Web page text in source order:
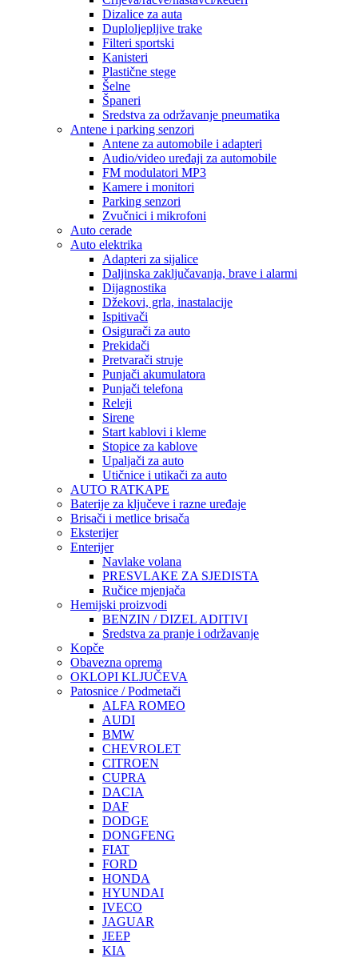
Dizalice za auta
Duploljepljive trake
Filteri sportski
Kanisteri
Plastične stege
Šelne
Španeri
Sredstva za održavanje pneumatika
Antene i parking senzori
Antene za automobile i adapteri
Audio/video uređaji za automobile
FM modulatori MP3
Kamere i monitori
Parking senzori
Zvučnici i mikrofoni
Auto cerade
Auto elektrika
Adapteri za sijalice
Daljinska zaključavanja, brave i alarmi
Dijagnostika
Džekovi, grla, inastalacije
Ispitivači
Osigurači za auto
Prekidači
Pretvarači struje
Punjači akumulatora
Punjači telefona
Releji
Sirene
Start kablovi i kleme
Stopice za kablove
Upaljači za auto
Utičnice i utikači za auto
AUTO RATKAPE
Baterije za ključeve i razne uređaje
Brisači i metlice brisača
Eksterijer
Enterijer
Navlake volana
PRESVLAKE ZA SJEDISTA
Ručice mjenjača
Hemijski proizvodi
BENZIN / DIZEL ADITIVI
Sredstva za pranje i održavanje
Kopče
Obavezna oprema
OKLOPI KLJUČEVA
Patosnice / Podmetači
ALFA ROMEO
AUDI
BMW
CHEVROLET
CITROEN
CUPRA
DACIA
DAF
DODGE
DONGFENG
FIAT
FORD
HONDA
HYUNDAI
IVECO
JAGUAR
JEEP
KIA